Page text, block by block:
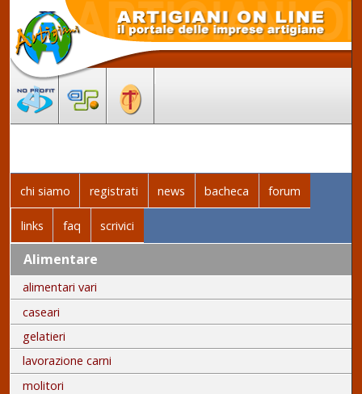
chi siamo registrati news bacheca forum
links faq scrivici
Alimentare
alimentari vari
caseari
gelatieri
lavorazione carni
molitori